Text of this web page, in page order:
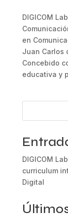
DIGICOM
en
Juan Carlos
Concebido
educativa y
DIGICOM
curriculum
Digital